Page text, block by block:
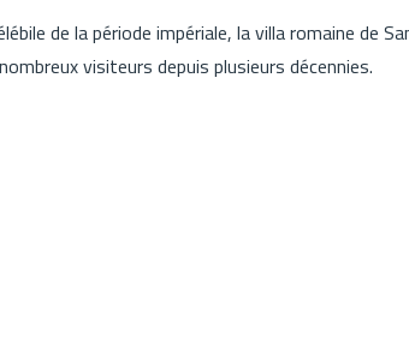
de la période impériale, la villa romaine de
visiteurs depuis plusieurs décennies.